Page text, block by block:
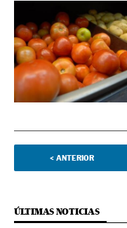
< ANTERIOR
ÚLTIMAS NOTICIAS